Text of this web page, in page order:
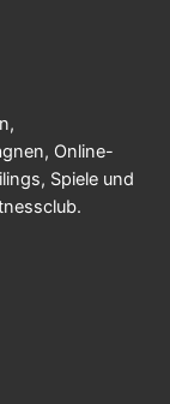
Online-
Spiele und